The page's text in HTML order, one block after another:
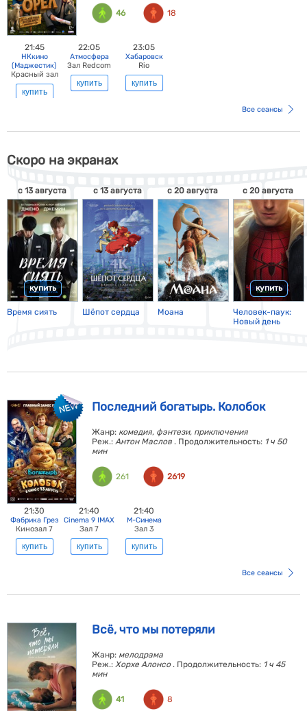
46 18
21:45
НКкино
(Маджестик)
Красный зал
купить
22:05
Атмосфера
Зал Redcom
купить
23:05
Хабаровск
Rio
купить
Все сеансы
Скоро на экранах
с 13 августа
Время сиять
купить
с 13 августа
Шёпот сердца
с 20 августа
Моана
с 20 августа
Человек-паук:
Новый день
купить
Последний богатырь. Колобок
Жанр: комедия, фэнтези, приключения
Реж.: Антон Маслов . Продолжительность: 1 ч 50
мин
261 2619
21:30
Фабрика Грез
Кинозал 7
купить
21:40
Cinema 9 IMAX
Зал 7
купить
21:40
М-Синема
Зал 3
купить
Все сеансы
Всё, что мы потеряли
Жанр: мелодрама
Реж.: Хорхе Алонсо . Продолжительность: 1 ч 45
мин
41 8